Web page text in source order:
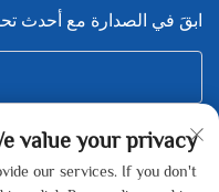
ابقَ في الصدارة مع أحدث
Subscribe
value your privacy
our services. If you don't